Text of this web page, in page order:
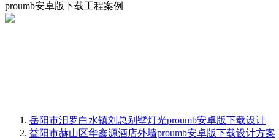
proumb安卓版下载工程案例
岳阳市汨罗白水镇刘总别墅灯光proumb安卓版下载设计
益阳市赫山区华鑫源酒店外墙proumb安卓版下载设计方案